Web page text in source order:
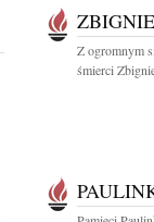
Z ogromnym
śmierci